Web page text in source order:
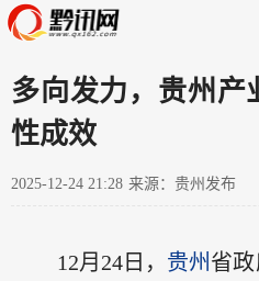
多向发力，贵州产
性成效
2025-12-24 21:28 来源：贵州发布
12月24日， 贵州 省